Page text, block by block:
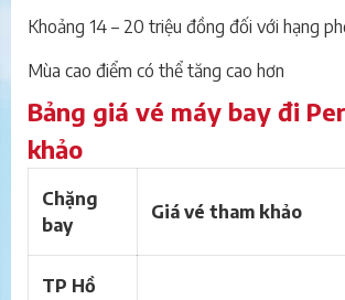
Khoảng 14 – 20 triệu đồng đối với hạng
Mùa cao điểm có thể tăng cao hơn
Bảng giá vé máy bay đi
khảo
Chặng
bay
Giá vé tham khảo
TP Hồ